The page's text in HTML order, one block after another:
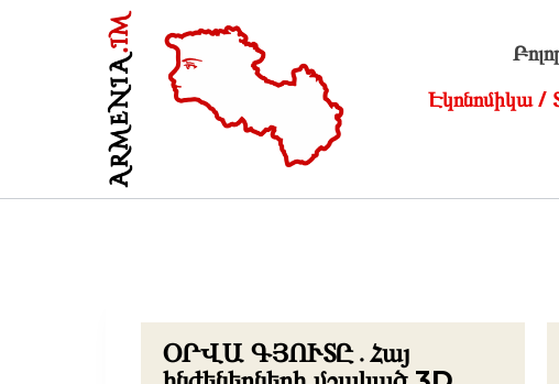
Էկոնոմիկա /
ՕՐՎԱ ԳՅՈՒՏԸ․Հայ